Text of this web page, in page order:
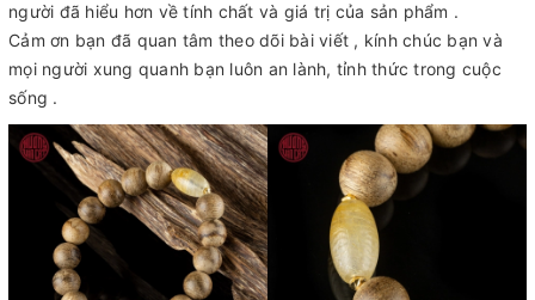
người đã hiểu hơn về tính chất và giá trị của sản phẩm .
Cảm ơn bạn đã quan tâm theo dõi bài viết , kính chúc bạn và
mọi người xung quanh bạn luôn an lành, tỉnh thức trong cuộc
sống .